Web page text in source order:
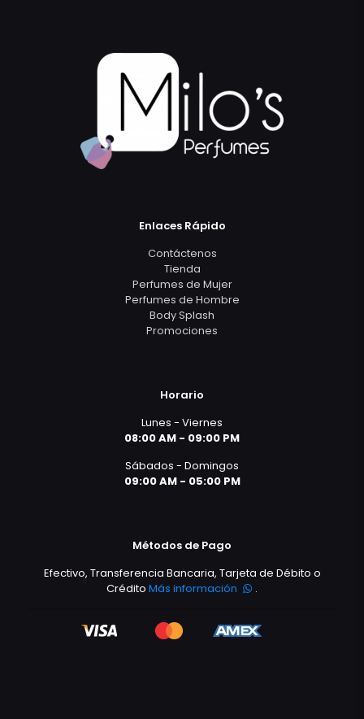
Enlaces Rápido
Contáctenos
Tienda
Perfumes de Mujer
Perfumes de Hombre
Body Splash
Promociones
Horario
Lunes - Viernes
08:00 AM - 09:00 PM
Sábados - Domingos
09:00 AM - 05:00 PM
Métodos de Pago
Efectivo, Transferencia Bancaria, Tarjeta de Débito o
CréditoMás información .